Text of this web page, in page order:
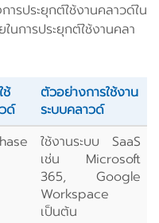
ประยุกต์ใช้งานคลาวด์ใน
นการประยุกต์ใช้งานคลา
ช้
ด์
ตัวอย่างการใช้งาน
ระบบคลาวด์
ใช้งานระบบ SaaS
เช่น Microsoft
365, Google
Workspace
เป็นต้น